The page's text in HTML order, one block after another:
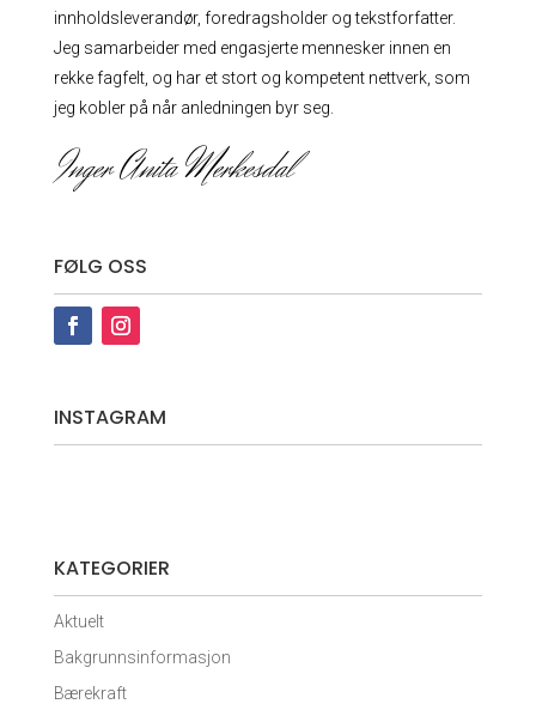
innholdsleverandør, foredrags­holder og tekstforfatter.
Jeg samarbeider med engasjerte mennesker innen en
rekke fagfelt, og har et stort og kompetent nettverk, som
jeg kobler på når anledningen byr seg.
Inger Anita Merkesdal
FØLG OSS
INSTAGRAM
KATEGORIER
Aktuelt
Bakgrunnsinformasjon
Bærekraft